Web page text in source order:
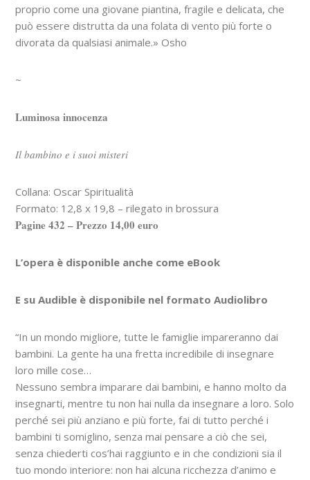
proprio come una giovane piantina, fragile e delicata, che
può essere distrutta da una folata di vento più forte o
divorata da qualsiasi animale.» Osho
~
Luminosa innocenza
Il bambino e i suoi misteri
Collana: Oscar Spiritualità
Formato: 12,8 x 19,8 – rilegato in brossura
Pagine 432 – Prezzo 14,00 euro
L’opera è disponible anche come eBook
E su Audible è disponibile nel formato Audiolibro
“In un mondo migliore, tutte le famiglie impareranno dai
bambini. La gente ha una fretta incredibile di insegnare
loro mille cose…
Nessuno sembra imparare dai bambini, e hanno molto da
insegnarti, mentre tu non hai nulla da insegnare a loro. Solo
perché sei più anziano e più forte, fai di tutto perché i
bambini ti somiglino, senza mai pensare a ciò che sei,
senza chiederti cos’hai raggiunto e in che condizioni sia il
tuo mondo interiore: non hai alcuna ricchezza d’animo e